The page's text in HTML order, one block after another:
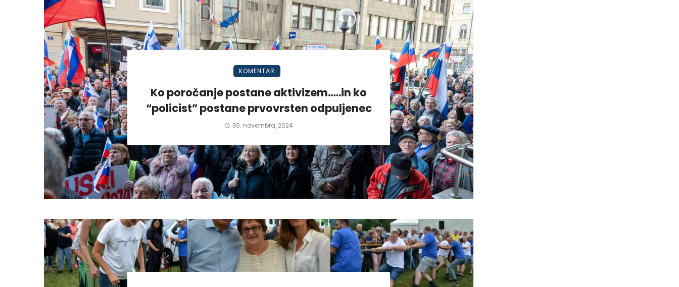
KOMENTAR
Ko poročanje postane aktivizem.….in ko
“policist” postane prvovrsten odpuljenec
30. novembra, 2024